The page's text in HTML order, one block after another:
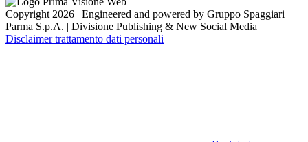
Copyright 2026 | Engineered and powered by Gruppo Spaggiari
Parma S.p.A. | Divisione Publishing & New Social Media
Disclaimer trattamento dati personali